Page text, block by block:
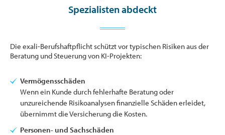
Spezialisten abdeckt
Die exali-Berufshaftpflicht schützt vor typischen Risiken aus der
Beratung und Steuerung von KI-Projekten:
Vermögensschäden
Wenn ein Kunde durch fehlerhafte Beratung oder
unzureichende Risikoanalysen finanzielle Schäden erleidet,
übernimmt die Versicherung die Kosten.
Personen- und Sachschäden